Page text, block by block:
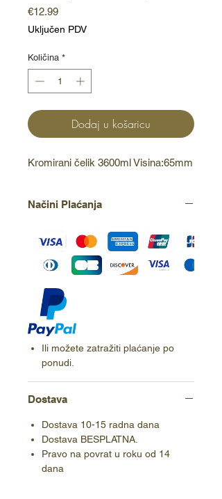
€12.99Cijena
Uključen PDV
Količina *
Dodaj u košaricu
Kromirani čelik 3600ml Visina:65mm
Načini Plaćanja
Ili možete zatražiti plaćanje po
ponudi.
Dostava
Dostava 10-15 radna dana
Dostava BESPLATNA.
Pravo na povrat u roku od 14
dana